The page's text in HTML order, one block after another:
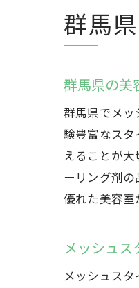
群馬
群馬県の美
群馬県でメッ
験豊富なス
えることが
ーリング剤
優れた美容室
メッシュス
メッシュス